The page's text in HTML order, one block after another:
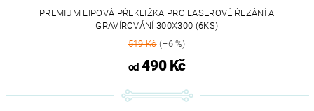
PREMIUM LIPOVÁ PŘEKLIŽKA PRO LASEROVÉ ŘEZÁNÍ A
GRAVÍROVÁNÍ 300X300 (6KS)
519 Kč(–6 %)
od490 Kč